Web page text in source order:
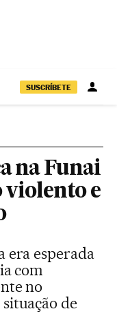
SUSCRÍBETE
na Funai
violento e
era esperada
com
no
de